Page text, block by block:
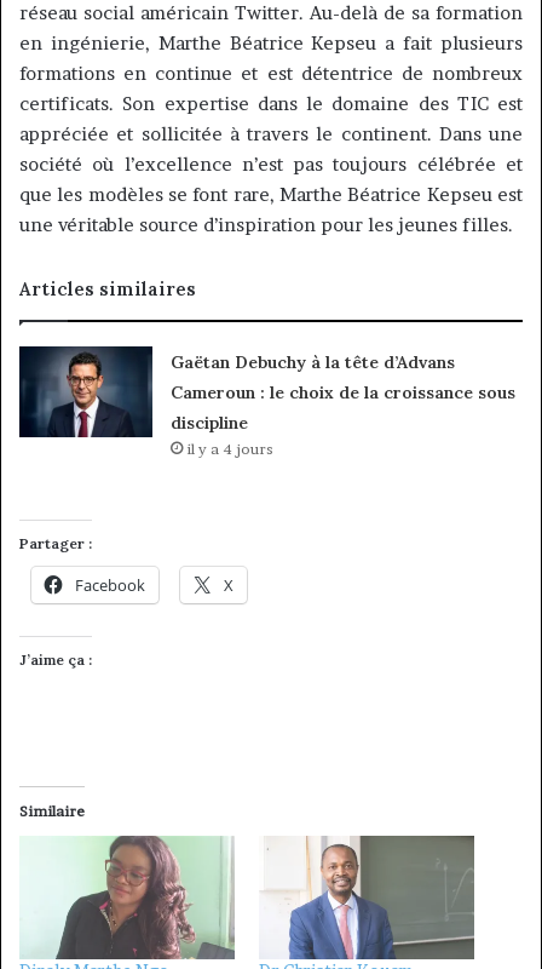
réseau social américain Twitter. Au-delà de sa formation
en ingénierie, Marthe BéatriceKepseu a fait plusieurs
formations en continue et est détentrice de nombreux
certificats. Son expertise dans le domaine des TIC est
appréciée et sollicitée à travers le continent. Dans une
société où l’excellence n’est pas toujours célébrée et
que les modèles se font rare, Marthe Béatrice Kepseuest
une véritable source d’inspiration pour les jeunes filles.
Articles similaires
Gaëtan Debuchy à la tête d’Advans
Cameroun : le choix de la croissance sous
discipline
il y a 4 jours
Partager :
Facebook X
J’aime ça :
Similaire